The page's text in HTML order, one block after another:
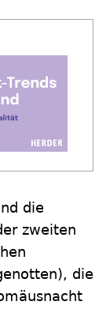
die
zweiten
die